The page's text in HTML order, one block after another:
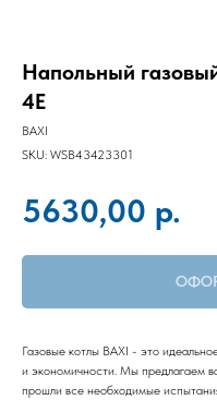
Напольный
4E
BAXI
SKU: WSB43423301
5630,00 р.
Газовые котлы BAXI - это
и экономичности. Мы предлагаем
прошли все необходимые